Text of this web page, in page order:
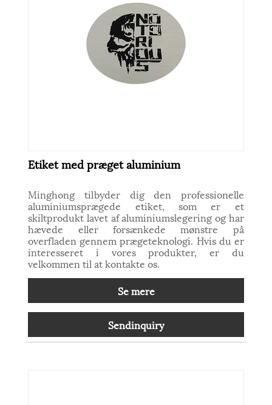
Etiket med præget aluminium
Minghong tilbyder dig den professionelle
aluminiumsprægede etiket, som er et
skiltprodukt lavet af aluminiumslegering og har
hævede eller forsænkede mønstre på
overfladen gennem prægeteknologi. Hvis du er
interesseret i vores produkter, er du
velkommen til at kontakte os.
Se mere
Sendinquiry